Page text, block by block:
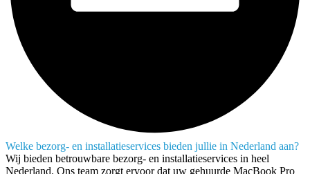
Welke bezorg- en installatieservices bieden jullie in Nederland aan?
Wij bieden betrouwbare bezorg- en installatieservices in heel
Nederland. Ons team zorgt ervoor dat uw gehuurde MacBook Pro